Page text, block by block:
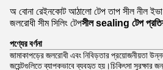
অ বোনা রেইনকোট আঠালো টেপ তাপ সীল নীল ইভা
জলরোধী সীম সিলিং টেপসীল sealing টেপ
পণ্যের বর্ণনা
জামাকাপড়ের জলরোধী এবং নিবিড়তার প্রয়োজনীয়তা
জয়েন্টগুলিতে ব্যাপকভাবে ব্যবহৃত হয়।চিকিৎসা